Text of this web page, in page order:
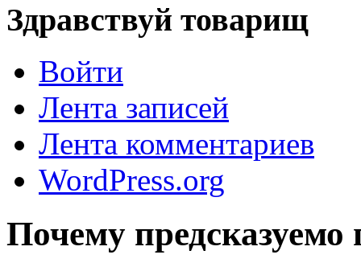
Здравствуй товарищ
Войти
Лента записей
Лента комментариев
WordPress.org
Почему предсказуемо